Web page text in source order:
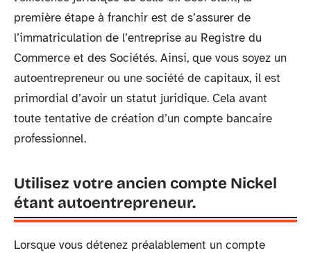
première étape à franchir est de s’assurer de
l’immatriculation de l’entreprise au Registre du
Commerce et des Sociétés. Ainsi, que vous soyez un
autoentrepreneur ou une société de capitaux, il est
primordial d’avoir un statut juridique. Cela avant
toute tentative de création d’un compte bancaire
professionnel.
Utilisez votre ancien compte Nickel
étant autoentrepreneur.
Lorsque vous détenez préalablement un compte